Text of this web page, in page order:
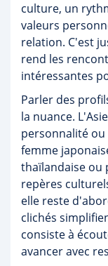
culture, un
valeurs
relation. C'est
rend les
intéressantes
Parler des
la nuance.
personnalité
femme
thaïlandaise ou
repères
elle reste
clichés
consiste à
avancer avec